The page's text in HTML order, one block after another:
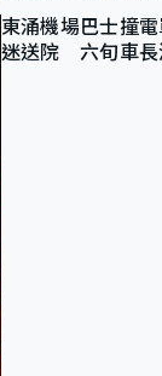
東涌機場巴士撞
迷送院 六旬車長